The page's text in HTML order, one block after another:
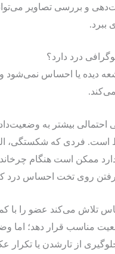
و بررسی تصاویر
ببرد.
درد دارد؟
دیده یا احساس نمی‌شود و
احتمالی بیشتر به
است. فردی که شکستگی،
ممکن است هنگام
روی تخت احساس درد
تلاش می‌کند عضو را با
مناسب قرار دهد؛ اما
از تارشدن یا